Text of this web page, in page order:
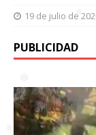
❅
19 de julio de
PUBLICIDAD